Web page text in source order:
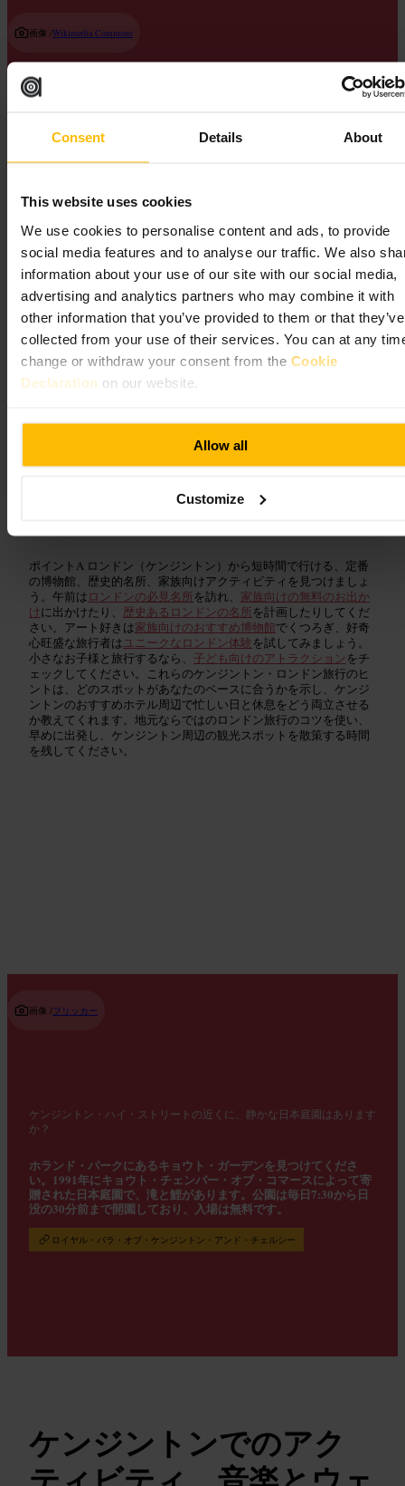
Consent Details About
This website uses cookies
We use cookies to personalise content and ads, to provide
social media features and to analyse our traffic. We also
information about your use of our site with our social media,
advertising and analytics partners who may combine it with
other information that you’ve provided to them or that they’ve
collected from your use of their services. You can at any
change or withdraw your consent from the Cookie
Declaration on our website.
Allow all
Customize
画像 /Wikimedia Commons
Where does the water in Kensington Gardens’ Long Water and the Serpentine
川や古い井戸からのこれまでの供給に代わり、ハイド・パークの
向上し、湖水は年間を通じて安定しています。
ザ・ロイヤル・パークス
ケンジントンの博物館と
家族向けアトラクション
ポイントA ロンドン（ケンジントン）から短時間で行ける、定番
の博物館、歴史的名所、家族向けアクティビティを見つけましょ
う。午前は ロンドンの必見名所を訪れ、 家族向けの無料のお出か
けに出かけたり、 歴史あるロンドンの名所を計画したりしてくだ
さい。アート好きは家族向けのおすすめ博物館でくつろぎ、好奇
心旺盛な旅行者はユニークなロンドン体験を試してみましょう。
小さなお子様と旅行するなら、 子ども向けのアトラクションをチ
ェックしてください。これらのケンジントン・ロンドン旅行のヒ
ントは、どのスポットがあなたのペースに合うかを示し、ケンジ
ントンのおすすめホテル周辺で忙しい日と休息をどう両立させる
か教えてくれます。地元ならではのロンドン旅行のコツを使い、
早めに出発し、ケンジントン周辺の観光スポットを散策する時間
を残してください。
画像 /フリッカー
ケンジントン・ハイ・ストリートの近くに、静かな日本庭園はあります
か？
ホランド・パークにあるキョウト・ガーデンを見つけてくださ
い。1991年にキョウト・チェンバー・オブ・コマースによって寄
贈された日本庭園で、滝と鯉があります。公園は毎日7:30から日
没の30分前まで開園しており、入場は無料です。
ロイヤル・バラ・オブ・ケンジントン・アンド・チェルシー
ケンジントンでのアク